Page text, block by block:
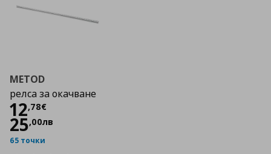
METOD
релса за окачване
12,78€
Цена
25,00лв
65 точки